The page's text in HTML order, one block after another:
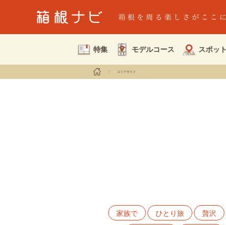
特集 モデルコース スポット
エリアガイド
家族で ひとり旅 贅沢